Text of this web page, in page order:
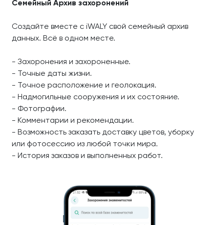
Семейный Архив захоронений
Создайте вместе с iWALY свой семейный архив
данных. Всё в одном месте.
- Захоронения и захороненные.
- Точные даты жизни.
- Точное расположение и геолокация.
- Надмогильные сооружения и их состояние.
- Фотографии.
- Комментарии и рекомендации.
- Возможность заказать доставку цветов, уборку
или фотосессию из любой точки мира.
- История заказов и выполненных работ.